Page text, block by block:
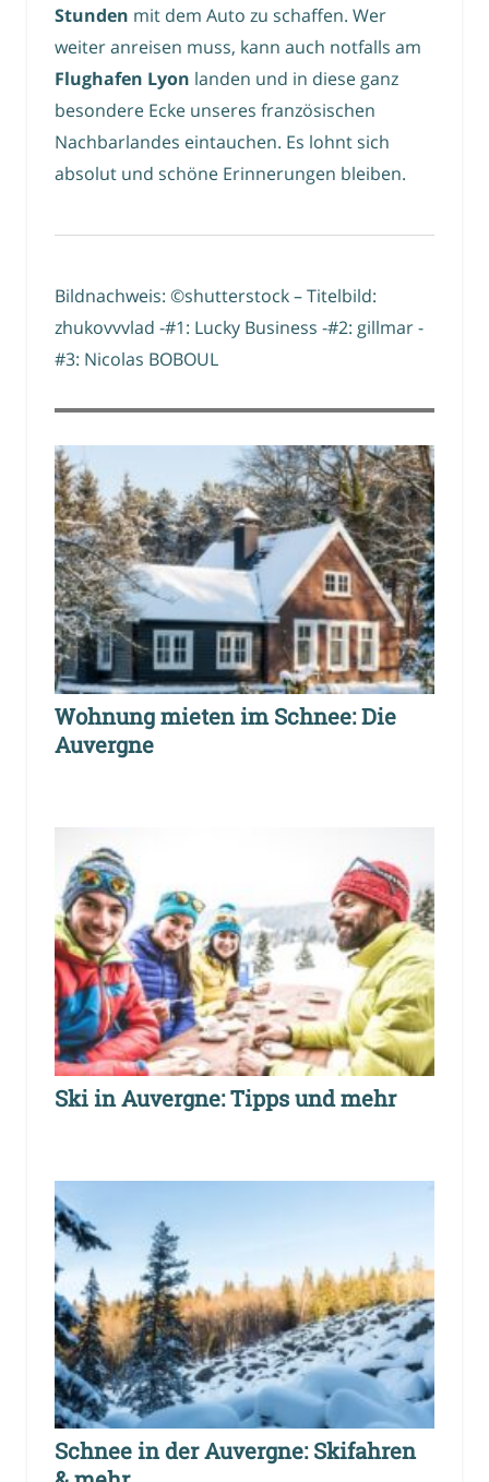
Stunden mit dem Auto zu schaffen. Wer
weiter anreisen muss, kann auch notfalls am
Flughafen Lyon landen und in diese ganz
besondere Ecke unseres französischen
Nachbarlandes eintauchen. Es lohnt sich
absolut und schöne Erinnerungen bleiben.
Bildnachweis: ©shutterstock – Titelbild:
zhukovvvlad -#1: Lucky Business -#2: gillmar -
#3: Nicolas BOBOUL
Wohnung mieten im Schnee: Die
Auvergne
Ski in Auvergne: Tipps und mehr
Schnee in der Auvergne: Skifahren